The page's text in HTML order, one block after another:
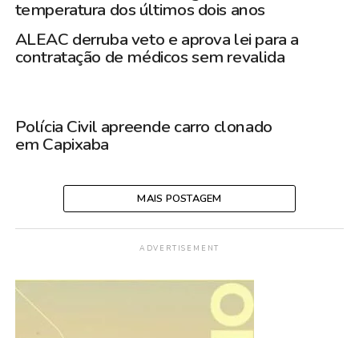
temperatura dos últimos dois anos
ALEAC derruba veto e aprova lei para a
contratação de médicos sem revalida
Polícia Civil apreende carro clonado
em Capixaba
MAIS POSTAGEM
ADVERTISEMENT